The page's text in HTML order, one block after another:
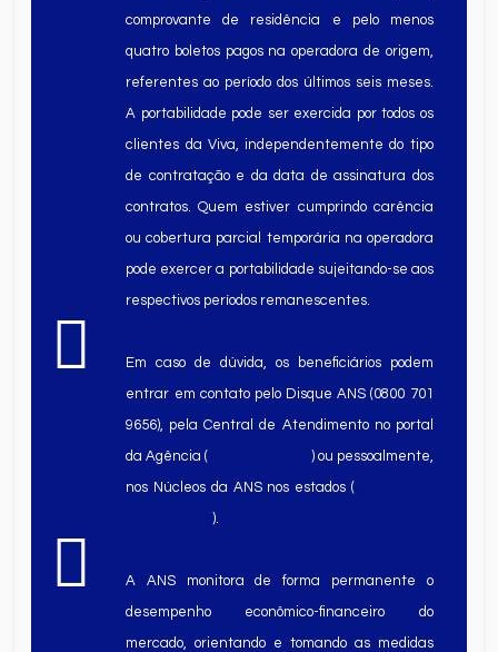
comprovante de residência e pelo menos
quatro boletos pagos na operadora de origem,
referentes ao período dos últimos seis meses.
A portabilidade pode ser exercida por todos os
clientes da Viva, independentemente do tipo
de contratação e da data de assinatura dos
contratos. Quem estiver cumprindo carência
ou cobertura parcial temporária na operadora
pode exercer a portabilidade sujeitando-se aos
respectivos períodos remanescentes.
Em caso de dúvida, os beneficiários podem
entrar em contato pelo Disque ANS (0800 701
9656), pela Central de Atendimento no portal
da Agência (
) ou pessoalmente,
nos Núcleos da ANS nos estados (
).
A ANS monitora de forma permanente o
desempenho econômico-financeiro do
mercado, orientando e tomando as medidas